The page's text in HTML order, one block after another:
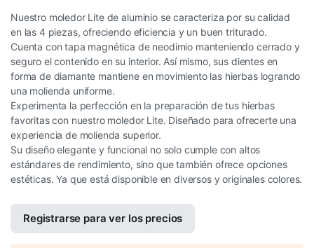
Nuestro moledor Lite de aluminio se caracteriza por su calidad
en las 4 piezas, ofreciendo eficiencia y un buen triturado.
Cuenta con tapa magnética de neodimio manteniendo cerrado y
seguro el contenido en su interior. Así mismo, sus dientes en
forma de diamante mantiene en movimiento las hierbas logrando
una molienda uniforme.
Experimenta la perfección en la preparación de tus hierbas
favoritas con nuestro moledor Lite. Diseñado para ofrecerte una
experiencia de molienda superior.
Su diseño elegante y funcional no solo cumple con altos
estándares de rendimiento, sino que también ofrece opciones
estéticas. Ya que está disponible en diversos y originales colores.
Registrarse para ver los precios